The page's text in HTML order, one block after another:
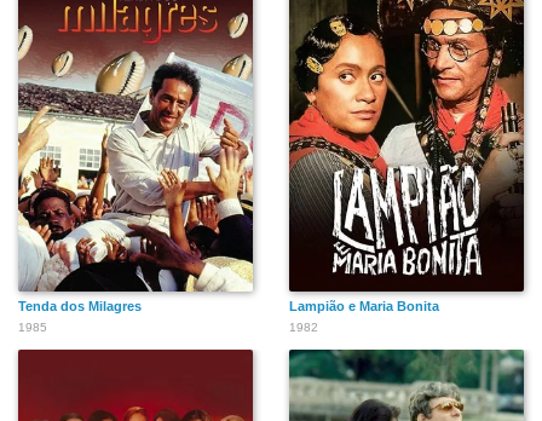
Tenda dos Milagres
1985
Lampião e Maria Bonita
1982